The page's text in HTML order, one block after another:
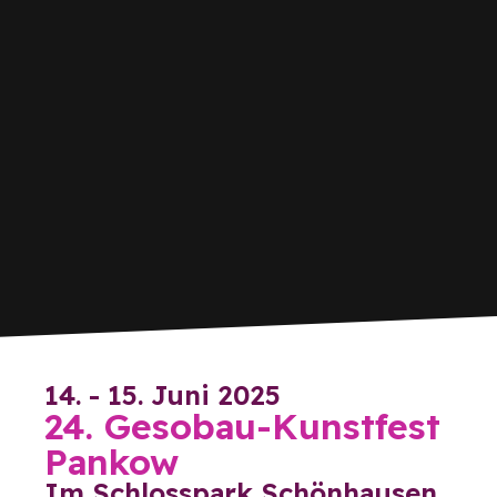
14. - 15. Juni 2025
24. Gesobau-Kunstfest
Pankow